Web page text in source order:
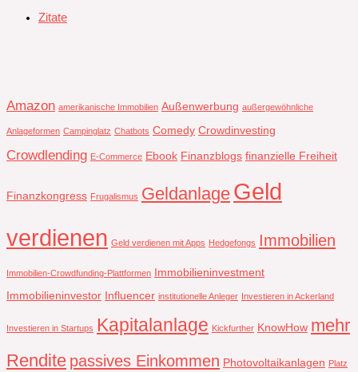
Zitate
Amazon amerikanische Immobilien Außenwerbung außergewöhnliche
Anlageformen Campinglatz Chatbots Comedy Crowdinvesting
Crowdlending E-Commerce Ebook Finanzblogs finanzielle Freiheit
Finanzkongress Frugalismus Geldanlage Geld
verdienen Geld verdienen mit Apps Hedgefongs Immobilien
Immobilien-Crowdfunding-Plattformen Immobilieninvestment
Immobilieninvestor Influencer institutionelle Anleger Investieren in Ackerland
Investieren in Startups Kapitalanlage Kickfurther KnowHow mehr
Rendite passives Einkommen Photovoltaikanlagen Platz